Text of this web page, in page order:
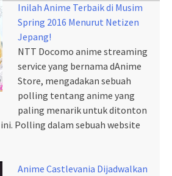
Inilah Anime Terbaik di Musim
Spring 2016 Menurut Netizen
Jepang!
NTT Docomo anime streaming
service yang bernama dAnime
Store, mengadakan sebuah
polling tentang anime yang
paling menarik untuk ditonton
Polling dalam sebuah website
Anime Castlevania Dijadwalkan